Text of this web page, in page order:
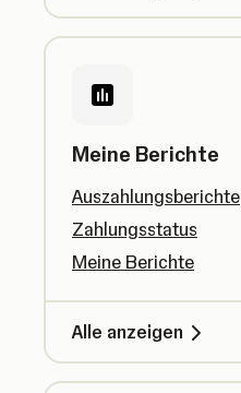
Meine Berichte
Auszahlungsberichte
Zahlungsstatus
Meine Berichte
Alle anzeigen